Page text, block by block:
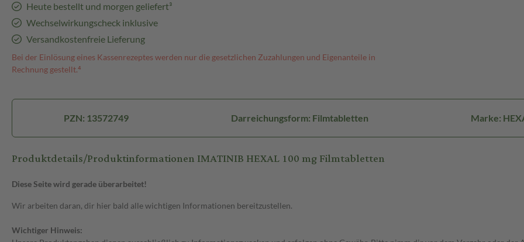
Heute bestellt und morgen geliefert³
Wechselwirkungscheck inklusive
Versandkostenfreie Lieferung
Bei der Einlösung eines Kassenrezeptes werden nur die gesetzlichen Zuzahlungen und Eigenanteile in
Rechnung gestellt.⁴
PZN: 13572749 Darreichungsform: Filmtabletten Marke:
Produktdetails/Produktinformationen IMATINIB HEXAL 100 mg Filmtabletten
Diese Seite wird gerade überarbeitet!
Wir arbeiten daran, dir hier bald alle wichtigen Informationen bereitzustellen.
Wichtiger Hinweis: